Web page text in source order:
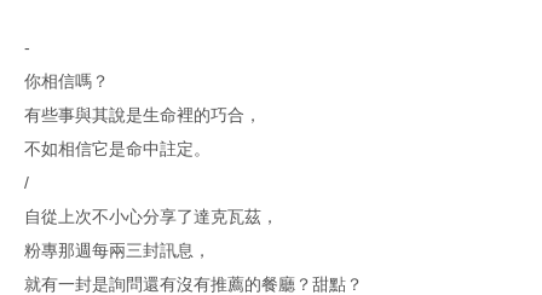
-
你相信嗎？
有些事與其說是生命裡的巧合，
不如相信它是命中註定。
/
自從上次不小心分享了達克瓦茲，
粉專那週每兩三封訊息，
就有一封是詢問還有沒有推薦的餐廳？甜點？